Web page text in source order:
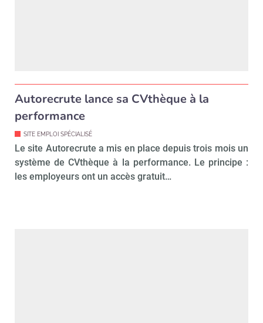
Autorecrute lance sa CVthèque à la
performance
SITE EMPLOI SPÉCIALISÉ
Le site Autorecrute a mis en place depuis trois mois un
système de CVthèque à la performance. Le principe :
les employeurs ont un accès gratuit…